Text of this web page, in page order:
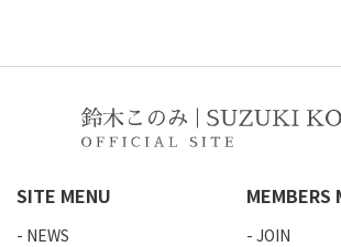
SITE MENU
NEWS
MEMBERS
JOIN